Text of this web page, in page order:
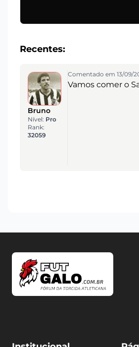
Recentes:
Bruno
Nível: Pro
Rank:
32059
Comentado em 13/09/
Vamos comer o